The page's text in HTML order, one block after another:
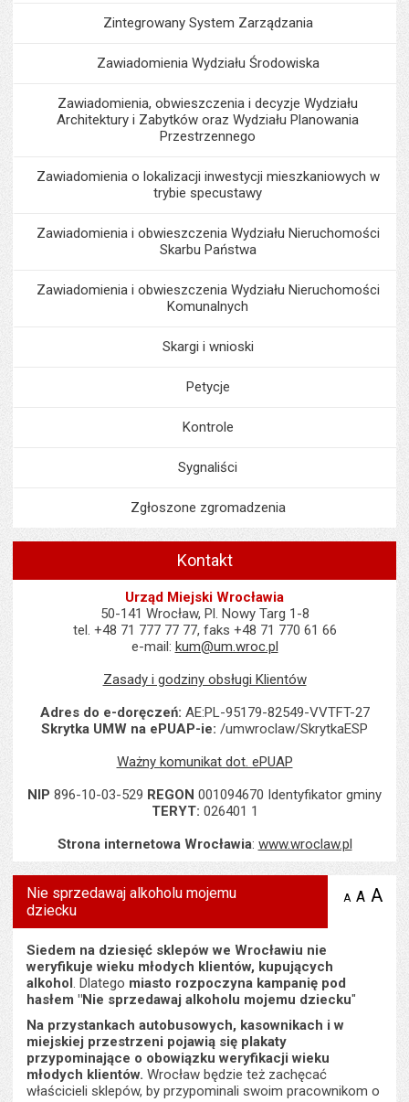
Zintegrowany System Zarządzania
Zawiadomienia Wydziału Środowiska
Zawiadomienia, obwieszczenia i decyzje Wydziału
Architektury i Zabytków oraz Wydziału Planowania
Przestrzennego
Zawiadomienia o lokalizacji inwestycji mieszkaniowych w
trybie specustawy
Zawiadomienia i obwieszczenia Wydziału Nieruchomości
Skarbu Państwa
Zawiadomienia i obwieszczenia Wydziału Nieruchomości
Komunalnych
Skargi i wnioski
Petycje
Kontrole
Sygnaliści
Zgłoszone zgromadzenia
Kontakt
Urząd Miejski Wrocławia
50-141 Wrocław, Pl. Nowy Targ 1-8
tel. +48 71 777 77 77, faks +48 71 770 61 66
e-mail: kum@um.wroc.pl
Zasady i godziny obsługi Klientów
Adres do e-doręczeń: AE:PL-95179-82549-VVTFT-27
Skrytka UMW na ePUAP-ie: /umwroclaw/SkrytkaESP
Ważny komunikat dot. ePUAP
NIP 896-10-03-529 REGON 001094670 Identyfikator gminy
TERYT: 026401 1
Strona internetowa Wrocławia: www.wroclaw.pl
Nie sprzedawaj alkoholu mojemu
dziecku
A zmniejsz
A A
Siedem na dziesięć sklepów we Wrocławiu nie
weryfikuje wieku młodych klientów, kupujących
alkohol. Dlatego miasto rozpoczyna kampanię pod
hasłem "Nie sprzedawaj alkoholu mojemu dziecku"
Na przystankach autobusowych, kasownikach i w
miejskiej przestrzeni pojawią się plakaty
przypominające o obowiązku weryfikacji wieku
młodych klientów. Wrocław będzie też zachęcać
właścicieli sklepów, by przypominali swoim pracownikom o